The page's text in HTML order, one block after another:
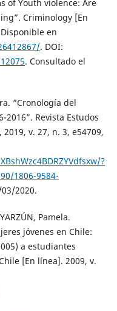
of Youth violence: Are
Criminology [En
en
. DOI:
. Consultado el
“Cronología del
Revista Estudos
v. 27, n. 3, e54709,
?
1806-9584-
2020.
Pamela.
jóvenes en Chile:
a estudiantes
[En línea]. 2009, v.